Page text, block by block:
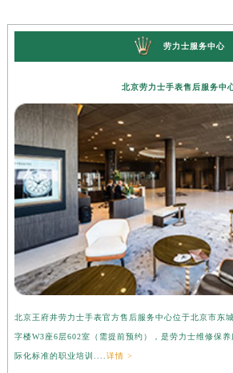
劳力士服务中心
北京劳力士手表售后服务中
北京王府井劳力士手表官方售后服务中心位于北京市东
字楼W3座6层602室（需提前预约），是劳力士维修保
际化标准的职业培训.... 详情 >